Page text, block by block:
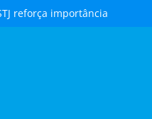
reforça importância